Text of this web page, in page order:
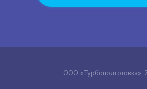
ООО «Турбоподготовка»,